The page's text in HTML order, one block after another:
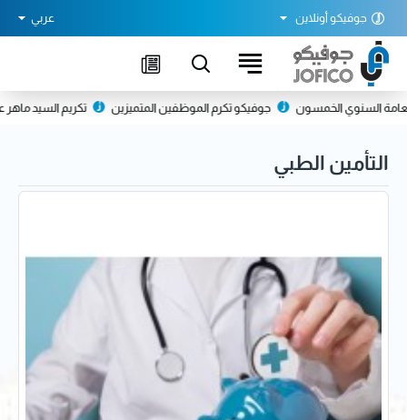
جوفيكو أونلاين عربي
السنوي الخمسون جوفيكو تكرم الموظفين المتميزين تكريم السيد ماهر
التأمين الطبي